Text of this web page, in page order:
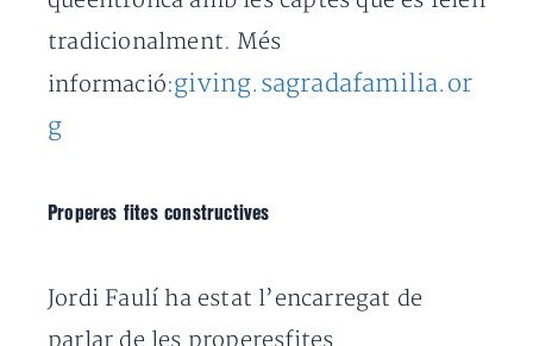
tradicionalment. Més
informació:giving.sagradafamilia.or
g
Properes fites constructives
Jordi Faulí ha estat l’encarregat de